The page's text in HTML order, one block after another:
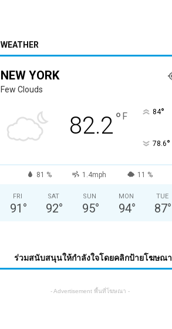
WEATHER
NEW YORK
Few Clouds
82.2° F 84°
78.6°
81 % 1.4mph 11 %
FRI
91 °
SAT
92°
SUN
95°
MON
94°
TUE
87°
ร่วมสนับสนุนให้กำลังใจโดยคลิกป้ายโฆษณา
- Advertisement พื้นที่โฆษณา -